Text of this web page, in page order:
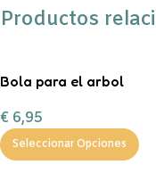
Productos
Bola para el arbol
€ 6,95
Seleccionar Opciones